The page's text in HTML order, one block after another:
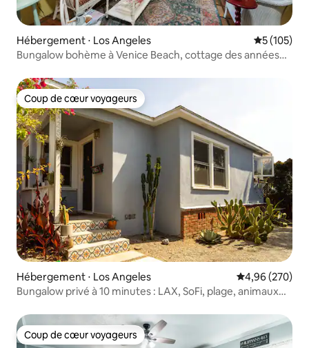
Hébergement ⋅ Los Angeles Évaluation
5 (105)
Bungalow bohème à Venice Beach, cottage des années
Coup de cœur voyageurs
Coup de cœur voyageurs
Hébergement ⋅ Los Angeles Évaluation
4,96 (270)
Bungalow privé à 10 minutes : LAX, SoFi, plage, animaux
Coup de cœur voyageurs
Coup de cœur voyageurs